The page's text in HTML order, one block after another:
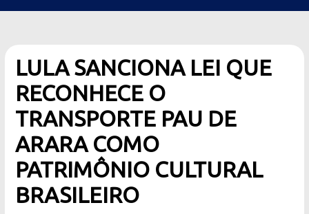
LULA SANCIONA LEI QUE
RECONHECE O
TRANSPORTE PAU DE
ARARA COMO
PATRIMÔNIO CULTURAL
BRASILEIRO